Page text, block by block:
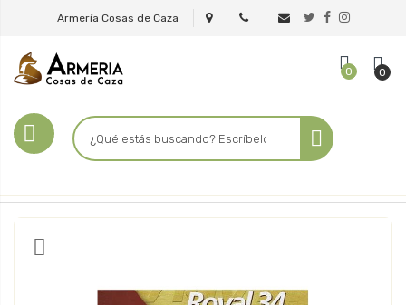
Armería Cosas de Caza
0 0
